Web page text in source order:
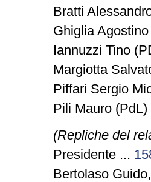
Bratti
Ghiglia
Iannuzzi Tino
Margiotta
Piffari Sergio
Pili Mauro
(Repliche del
Presidente ...
Bertolaso